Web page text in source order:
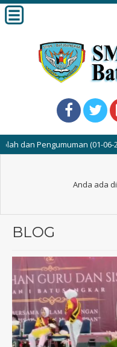
(01-06-2026) :
Anda ada
BLOG